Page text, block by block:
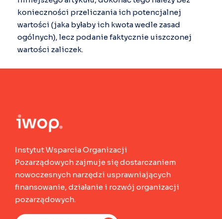
konieczności przeliczania ich potencjalnej
wartości (jaka byłaby ich kwota wedle zasad
ogólnych), lecz podanie faktycznie uiszczonej
wartości zaliczek.
Instytut Wsparcia Organizacji
Pozarządowych zajmuje się dostarczaniem
nowoczesnych narzędzi usprawniających
finansowanie, działanie i rozwój organizacji
pozarządowych.